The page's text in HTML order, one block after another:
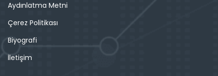
Aydınlatma Metni
Çerez Politikası
Biyografi
İletişim